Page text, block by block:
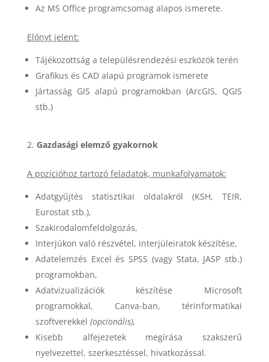
Az MS Office programcsomag alapos ismerete.
Előnyt jelent:
Tájékozottság a településrendezési eszközök terén
Grafikus és CAD alapú programok ismerete
Jártasság GIS alapú programokban (ArcGIS, QGIS
stb.)
Gazdasági elemző gyakornok
A pozícióhoz tartozó feladatok, munkafolyamatok:
Adatgyűjtés statisztikai oldalakról (KSH, TEIR,
Eurostat stb.),
Szakirodalomfeldolgozás,
Interjúkon való részvétel, interjúleiratok készítése,
Adatelemzés Excel és SPSS (vagy Stata, JASP stb.)
programokban,
Adatvizualizációk készítése Microsoft
programokkal, Canva-ban, térinformatikai
szoftverekkel (opcionális),
Kisebb alfejezetek megírása szakszerű
nyelvezettel, szerkesztéssel, hivatkozással.